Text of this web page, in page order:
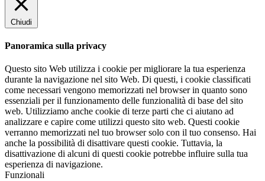
Chiudi
Panoramica sulla privacy
Questo sito Web utilizza i cookie per migliorare la tua esperienza
durante la navigazione nel sito Web. Di questi, i cookie classificati
come necessari vengono memorizzati nel browser in quanto sono
essenziali per il funzionamento delle funzionalità di base del sito
web. Utilizziamo anche cookie di terze parti che ci aiutano ad
analizzare e capire come utilizzi questo sito web. Questi cookie
verranno memorizzati nel tuo browser solo con il tuo consenso. Hai
anche la possibilità di disattivare questi cookie. Tuttavia, la
disattivazione di alcuni di questi cookie potrebbe influire sulla tua
esperienza di navigazione.
Funzionali